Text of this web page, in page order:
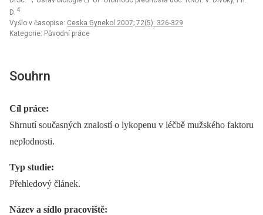
D. 4
Vyšlo v časopise: Ceska Gynekol 2007; 72(5): 326-329
Kategorie: Původní práce
Souhrn
Cíl práce:
Shrnutí současných znalostí o lykopenu v léčbě mužského faktoru
neplodnosti.
Typ studie:
Přehledový článek.
Název a sídlo pracoviště: